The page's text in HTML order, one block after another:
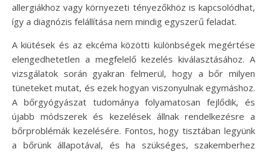
allergiákhoz vagy környezeti tényezőkhöz is kapcsolódhat,
így a diagnózis felállítása nem mindig egyszerű feladat.
A kiütések és az ekcéma közötti különbségek megértése
elengedhetetlen a megfelelő kezelés kiválasztásához. A
vizsgálatok során gyakran felmerül, hogy a bőr milyen
tüneteket mutat, és ezek hogyan viszonyulnak egymáshoz.
A bőrgyógyászat tudománya folyamatosan fejlődik, és
újabb módszerek és kezelések állnak rendelkezésre a
bőrproblémák kezelésére. Fontos, hogy tisztában legyünk
a bőrünk állapotával, és ha szükséges, szakemberhez